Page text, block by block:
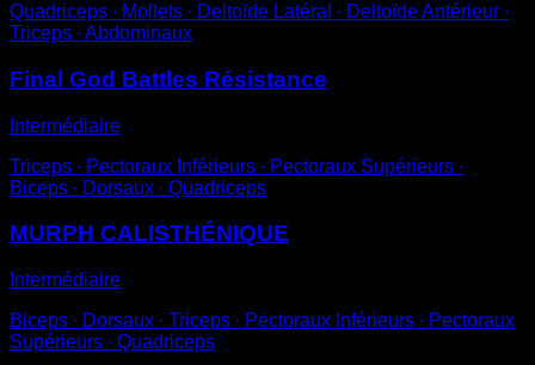
Quadriceps ∙ Mollets ∙ Deltoïde Latéral ∙ Deltoïde Antérieur ∙
Triceps ∙ Abdominaux
Final God Battles Résistance
Intermédiaire
Triceps ∙ Pectoraux Inférieurs ∙ Pectoraux Supérieurs ∙
Biceps ∙ Dorsaux ∙ Quadriceps
MURPH CALISTHÉNIQUE
Intermédiaire
Biceps ∙ Dorsaux ∙ Triceps ∙ Pectoraux Inférieurs ∙ Pectoraux
Supérieurs ∙ Quadriceps